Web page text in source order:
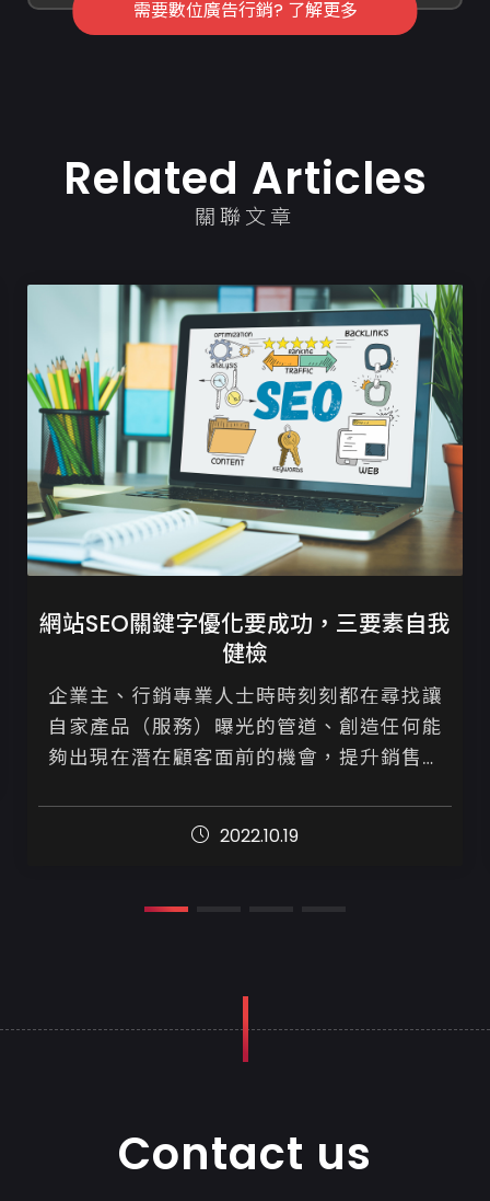
需要數位廣告行銷? 了解更多
Related Articles
關聯文章
網站SEO關鍵字優化要成功，三要素自我
健檢
企業主、行銷專業人士時時刻刻都在尋找讓
自家產品（服務）曝光的管道、創造任何能
夠出現在潛在顧客面前的機會，提升銷售。
靠購買廣告才能做賣出商品，善用Go...
2022.10.19
Contact us